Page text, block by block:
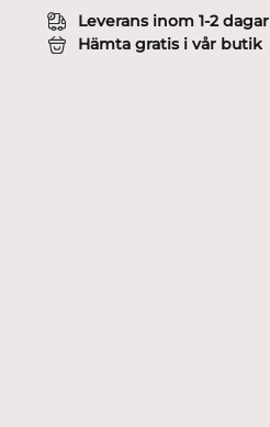
Klaus
Haapaniemi
mängd
Leverans inom 1-2 dagar
Hämta gratis i vår butik